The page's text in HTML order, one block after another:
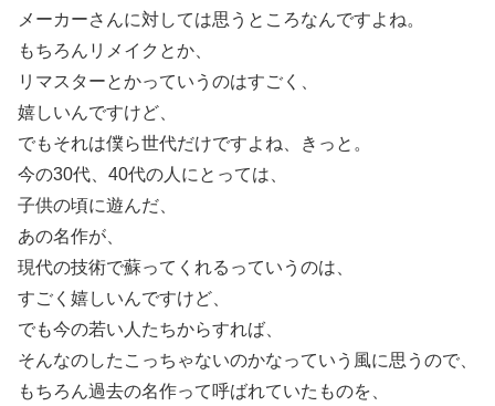
メーカーさんに対しては思うところなんですよね。
もちろんリメイクとか、
リマスターとかっていうのはすごく、
嬉しいんですけど、
でもそれは僕ら世代だけですよね、きっと。
今の30代、40代の人にとっては、
子供の頃に遊んだ、
あの名作が、
現代の技術で蘇ってくれるっていうのは、
すごく嬉しいんですけど、
でも今の若い人たちからすれば、
そんなのしたこっちゃないのかなっていう風に思うので、
もちろん過去の名作って呼ばれていたものを、